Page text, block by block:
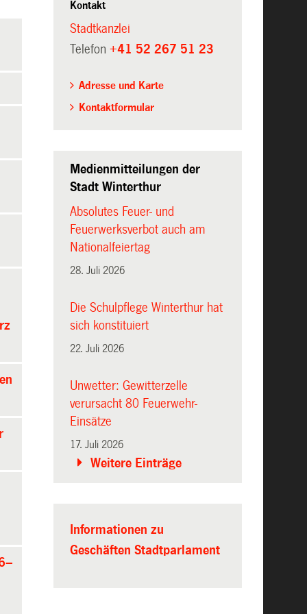
Kontakt
Stadtkanzlei
Telefon +41 52 267 51 23
Adresse und Karte
Kontaktformular
Medienmitteilungen der
Stadt Winterthur
Absolutes Feuer- und
Feuerwerksverbot auch am
Nationalfeiertag
28. Juli 2026
Die Schulpflege Winterthur hat
sich konstituiert
22. Juli 2026
Unwetter: Gewitterzelle
verursacht 80 Feuerwehr-
Einsätze
17. Juli 2026
Weitere Einträge
Informationen zu
Geschäften Stadtparlament